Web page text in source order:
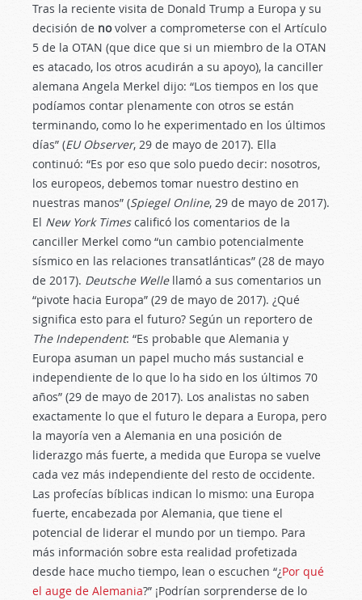
Tras la reciente visita de Donald Trump a Europa y su
decisión de novolver a comprometerse con el Artículo
5 de la OTAN (que dice que si un miembro de la OTAN
es atacado, los otros acudirán a su apoyo), la canciller
alemana Angela Merkel dijo: “Los tiempos en los que
podíamos contar plenamente con otros se están
terminando, como lo he experimentado en los últimos
días” (EU Observer, 29 de mayo de 2017). Ella
continuó: “Es por eso que solo puedo decir: nosotros,
los europeos, debemos tomar nuestro destino en
nuestras manos” (Spiegel Online, 29 de mayo de 2017).
El New York Timescalificó los comentarios de la
canciller Merkel como “un cambio potencialmente
sísmico en las relaciones transatlánticas” (28 de mayo
de 2017). Deutsche Wellellamó a sus comentarios un
“pivote hacia Europa” (29 de mayo de 2017). ¿Qué
significa esto para el futuro? Según un reportero de
The Independent: “Es probable que Alemania y
Europa asuman un papel mucho más sustancial e
independiente de lo que lo ha sido en los últimos 70
años” (29 de mayo de 2017). Los analistas no saben
exactamente lo que el futuro le depara a Europa, pero
la mayoría ven a Alemania en una posición de
liderazgo más fuerte, a medida que Europa se vuelve
cada vez más independiente del resto de occidente.
Las profecías bíblicas indican lo mismo: una Europa
fuerte, encabezada por Alemania, que tiene el
potencial de liderar el mundo por un tiempo. Para
más información sobre esta realidad profetizada
desde hace mucho tiempo, lean o escuchen “¿Por qué
el auge de Alemania?” ¡Podrían sorprenderse de lo